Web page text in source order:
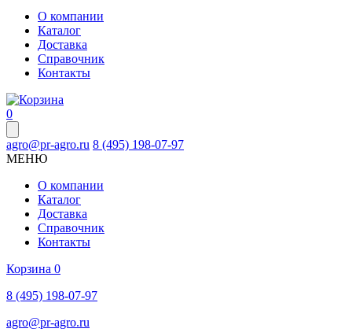
О компании
Каталог
Доставка
Справочник
Контакты
0
agro@pr-agro.ru 8 (495) 198-07-97
МЕНЮ
О компании
Каталог
Доставка
Справочник
Контакты
Корзина 0
8 (495) 198-07-97
agro@pr-agro.ru